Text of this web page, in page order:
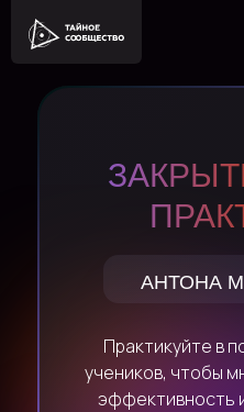
Практикуйте в
учеников, чтобы
эффективность
АНТОНА